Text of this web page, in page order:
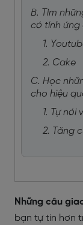
B. Tìm
có tính
1.
2. Cake
C. Học
cho hiệu
1. Tự nói
2. Tăng
Những câu
bạn tự tin hơn